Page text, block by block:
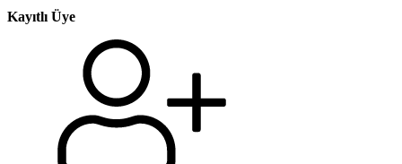
Kayıtlı Üye